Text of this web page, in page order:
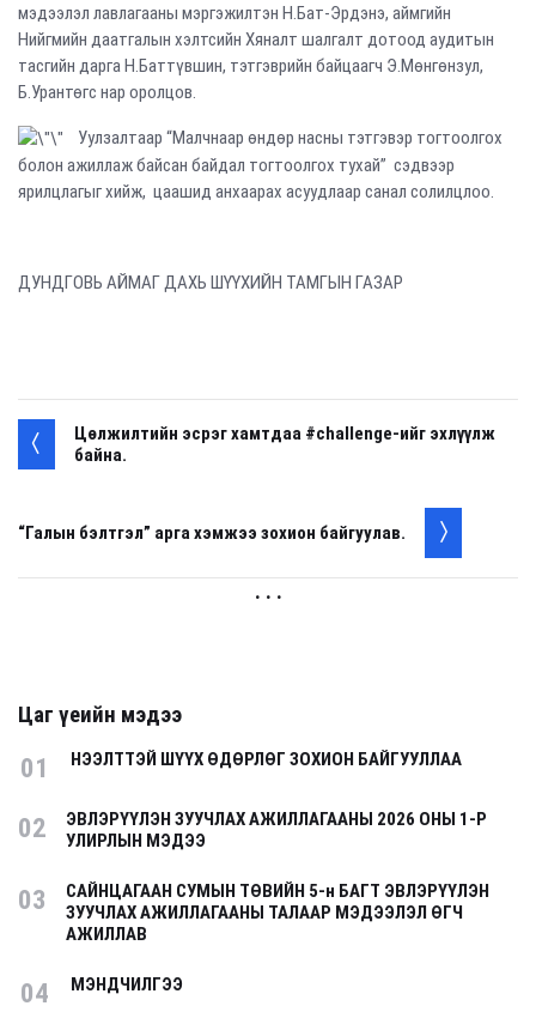
мэдээлэл лавлагааны мэргэжилтэн Н.Бат-Эрдэнэ, аймгийн
Нийгмийн даатгалын хэлтсийн Хяналт шалгалт дотоод аудитын
тасгийн дарга Н.Баттүвшин, тэтгэврийн байцаагч Э.Мөнгөнзул,
Б.Урантөгс нар оролцов.
Уулзалтаар “Малчнаар өндөр насны тэтгэвэр тогтоолгох
болон ажиллаж байсан байдал тогтоолгох тухай” сэдвээр
ярилцлагыг хийж, цаашид анхаарах асуудлаар санал солилцлоо.
ДУНДГОВЬ АЙМАГ ДАХЬ ШҮҮХИЙН ТАМГЫН ГАЗАР
Цөлжилтийн эсрэг хамтдаа #challenge-ийг эхлүүлж
байна.
“Галын бэлтгэл” арга хэмжээ зохион байгуулав.
. . .
Цаг үеийн мэдээ
01 НЭЭЛТТЭЙ ШҮҮХ ӨДӨРЛӨГ ЗОХИОН БАЙГУУЛЛАА
02
ЭВЛЭРҮҮЛЭН ЗУУЧЛАХ АЖИЛЛАГААНЫ 2026 ОНЫ 1-Р
УЛИРЛЫН МЭДЭЭ
03
САЙНЦАГААН СУМЫН ТӨВИЙН 5-н БАГТ ЭВЛЭРҮҮЛЭН
ЗУУЧЛАХ АЖИЛЛАГААНЫ ТАЛААР МЭДЭЭЛЭЛ ӨГЧ
АЖИЛЛАВ
04 МЭНДЧИЛГЭЭ